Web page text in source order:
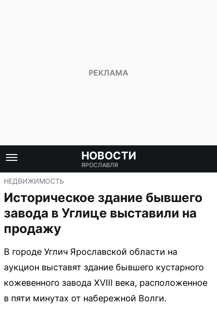
НОВОСТИ
ЯРОСЛАВЛЯ
НЕДВИЖИМОСТЬ
Историческое здание бывшего
завода в Углице выставили на
продажу
В городе Углич Ярославской области на
аукцион выставят здание бывшего кустарного
кожевенного завода XVIII века, расположенное
в пяти минутах от набережной Волги.